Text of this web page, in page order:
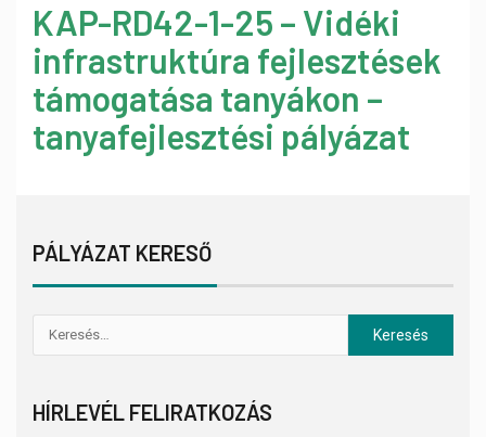
KAP-RD42-1-25 – Vidéki
infrastruktúra fejlesztések
támogatása tanyákon –
tanyafejlesztési pályázat
PÁLYÁZAT KERESŐ
HÍRLEVÉL FELIRATKOZÁS